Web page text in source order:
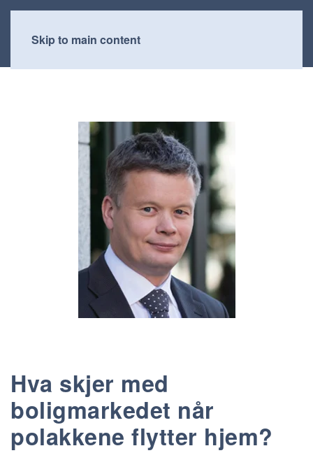
Skip to main content
Hva skjer med
boligmarkedet når
polakkene flytter hjem?